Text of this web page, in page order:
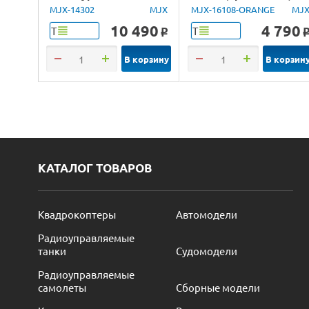
Lancia Delta Brushless
4WD 2.4G LED 1/14
RTR
MJX-14302 MJX
Т 10 490 o
В корзину
4WD 2.4G LED 1/16
RTR
MJX-16108-ORANGE MJX
Т 4 790 o
В
КАТАЛОГ ТОВАРОВ
Квадрокоптеры
Автомодели
Радиоуправляемые
танки
Судомодели
Радиоуправляемые
самолеты
Сборные модели